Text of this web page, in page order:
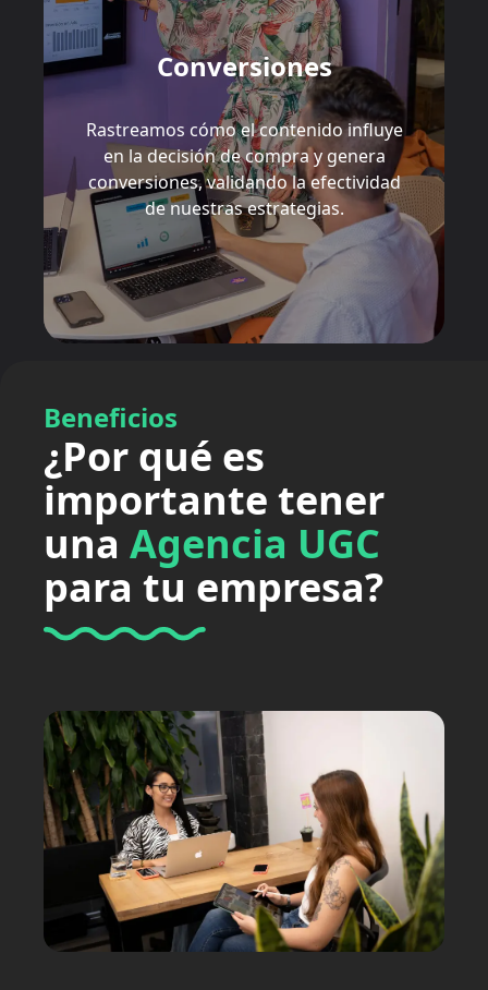
Conversiones
Rastreamos cómo el contenido influye
en la decisión de compra y genera
conversiones, validando la efectividad
de nuestras estrategias.
Beneficios
¿Por qué es
importante tener
una Agencia UGC
para tu empresa?